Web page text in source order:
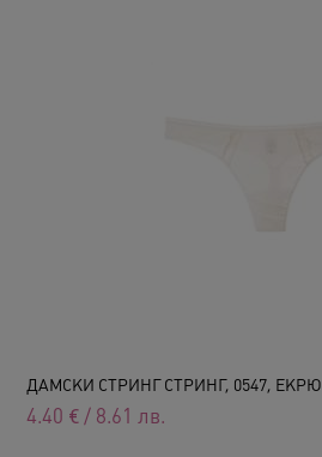
ДАМСКИ СТРИНГ СТРИНГ, 0547, ЕКРЮ
4.40 € / 8.61 лв.